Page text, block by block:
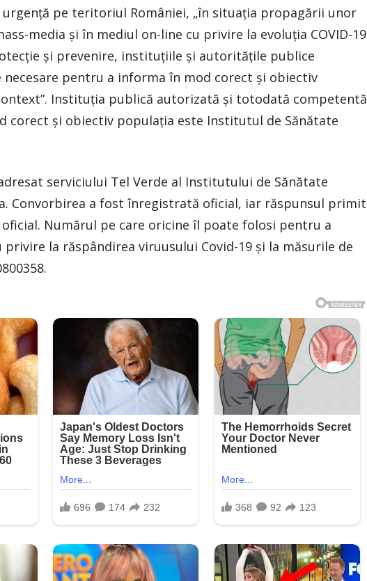
pe teritoriul României, „în situaţia propagării unor
media şi în mediul on-line cu privire la evoluţia COVID-19
şi prevenire, instituţiile şi autorităţile publice
pentru a informa în mod corect şi obiectiv
Instituţia publică autorizată şi totodată competentă
corect şi obiectiv populaţia este Institutul de Sănătate
serviciului Tel Verde al Institutului de Sănătate
Convorbirea a fost înregistrată oficial, iar răspunsul primit
oficial. Numărul pe care oricine îl poate folosi pentru a
la răspândirea viruusului Covid-19 şi la măsurile de